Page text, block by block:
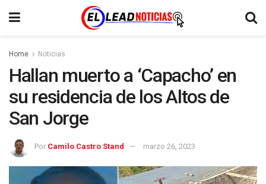
Home Noticias
Hallan muerto a ‘Capacho’ en
su residencia de los Altos de
San Jorge
Por Camilo Castro Stand marzo 26, 2023